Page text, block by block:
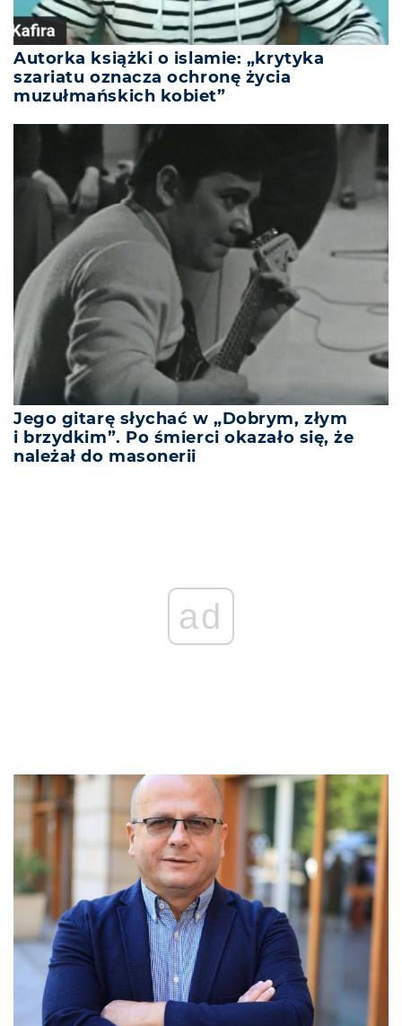
Autorka książki o islamie: „krytyka
szariatu oznacza ochronę życia
muzułmańskich kobiet”
Jego gitarę słychać w „Dobrym, złym
i brzydkim”. Po śmierci okazało się, że
należał do masonerii
ad